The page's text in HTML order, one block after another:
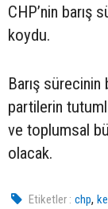
CHP’nin barış
koydu.
Barış
partilerin
ve toplumsal
olacak.
Etiketler : chp,